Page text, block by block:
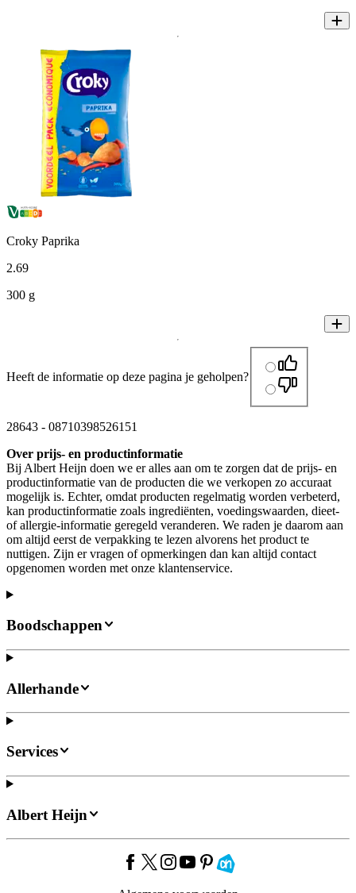
Croky Paprika
2.69
300 g
Heeft de informatie op deze pagina je geholpen?
28643 - 08710398526151
Over prijs- en productinformatie
Bij Albert Heijn doen we er alles aan om te zorgen dat de prijs- en
productinformatie van de producten die we verkopen zo accuraat
mogelijk is. Echter, omdat producten regelmatig worden verbeterd,
kan productinformatie zoals ingrediënten, voedingswaarden, dieet-
of allergie-informatie geregeld veranderen. We raden je daarom aan
om altijd eerst de verpakking te lezen alvorens het product te
nuttigen. Zijn er vragen of opmerkingen dan kan altijd contact
opgenomen worden met onze klantenservice.
Boodschappen
Allerhande
Services
Albert Heijn